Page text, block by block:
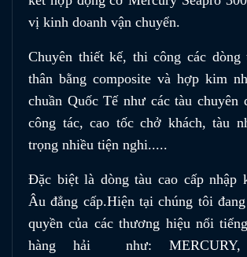
vị kinh doanh vận chuyển.
Chuyên thiết kế, thi công các dòng
thân bằng composite và hợp kim
chuần Quốc Tế như các tàu chuyên
công tác, cao tốc chở khách, tàu
trọng nhiều tiện nghi.....
Đặc biệt là dòng tàu cao cấp nhập
Âu đẳng cấp.Hiện tại chúng tôi
quyền của các thương hiệu nổi
hàng hải như: MERCURY,